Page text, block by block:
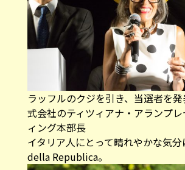
ラッフルのクジを引き、当選者を発
式会社のティツィアナ・アランプ
ィング本部長
イタリア人にとって晴れやかな気
della Republica。